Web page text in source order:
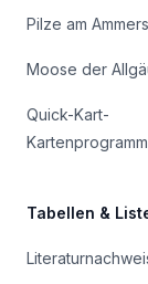
Pilze am
Moose der
Quick-Kart-
Kartenprogramm
Tabellen &